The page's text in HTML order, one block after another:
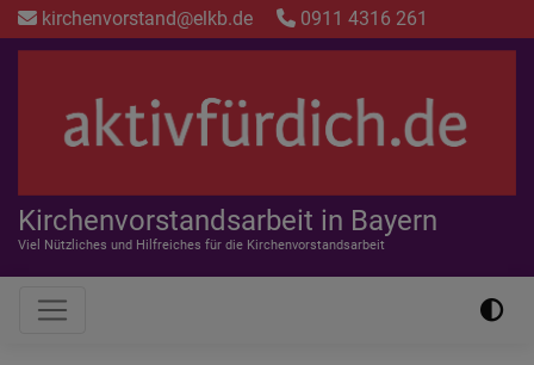
Direkt
zum
kirchenvorstand@elkb.de 0911 4316 261
Kirchenvorstandsarbeit in Bayern
Viel Nützliches und Hilfreiches für die Kirchenvorstandsarbeit
Hauptnavigation